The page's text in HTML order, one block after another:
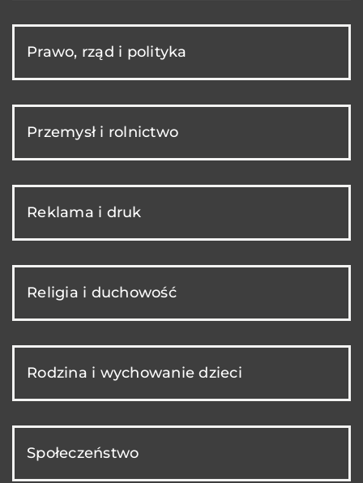
Prawo, rząd i polityka
Przemysł i rolnictwo
Reklama i druk
Religia i duchowość
Rodzina i wychowanie dzieci
Społeczeństwo